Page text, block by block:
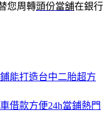
您周轉頭份當舖在銀行
能打造台中二胎超方
借款方便24h當鋪熱門